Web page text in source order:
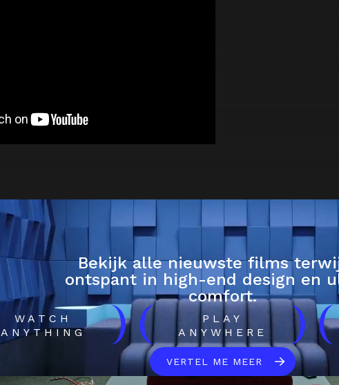
Bekijk alle nieuwste films
ontspant in high-end design en
comfort.
WATCH
ANYTHING
)(
PLAY
ANYWHERE
)(
VERTEL ME MEER